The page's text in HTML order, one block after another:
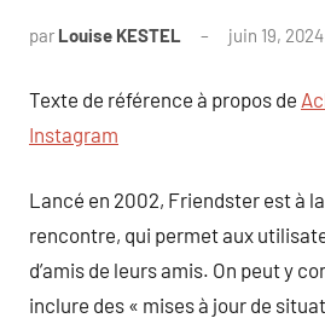
par Louise KESTEL juin 19, 2024
Texte de référence à propos de
Instagram
Lancé en 2002, Friendster est à
rencontre, qui permet aux
d’amis de leurs amis. On peut y
inclure des « mises à jour de